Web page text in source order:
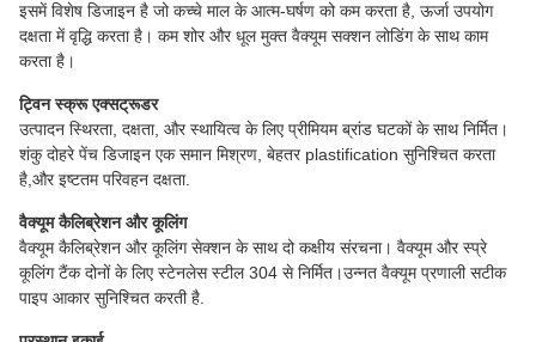
इसमें विशेष डिजाइन है जो कच्चे माल के आत्म-घर्षण को कम करता है, ऊर्जा उपयोग
दक्षता में वृद्धि करता है। कम शोर और धूल मुक्त वैक्यूम सक्शन लोडिंग के साथ काम
करता है।
ट्विन स्क्रू एक्सट्रूडर
उत्पादन स्थिरता, दक्षता, और स्थायित्व के लिए प्रीमियम ब्रांड घटकों के साथ निर्मित।
शंकु दोहरे पेंच डिजाइन एक समान मिश्रण, बेहतर plastification सुनिश्चित करता
है,और इष्टतम परिवहन दक्षता.
वैक्यूम कैलिब्रेशन और कूलिंग
वैक्यूम कैलिब्रेशन और कूलिंग सेक्शन के साथ दो कक्षीय संरचना। वैक्यूम और स्प्रे
कूलिंग टैंक दोनों के लिए स्टेनलेस स्टील 304 से निर्मित।उन्नत वैक्यूम प्रणाली सटीक
पाइप आकार सुनिश्चित करती है.